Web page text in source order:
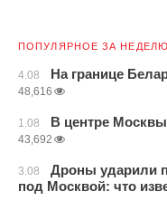
ПОПУЛЯРНОЕ ЗА НЕДЕЛЮ
4.08 На границе
48,616
1.08 В центре
43,692
3.08
Дроны ударили
под Москвой: что